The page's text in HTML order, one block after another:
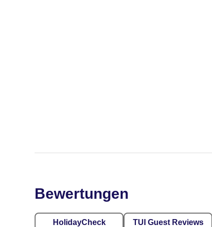
Bewertungen
HolidayCheck TUI Guest Reviews